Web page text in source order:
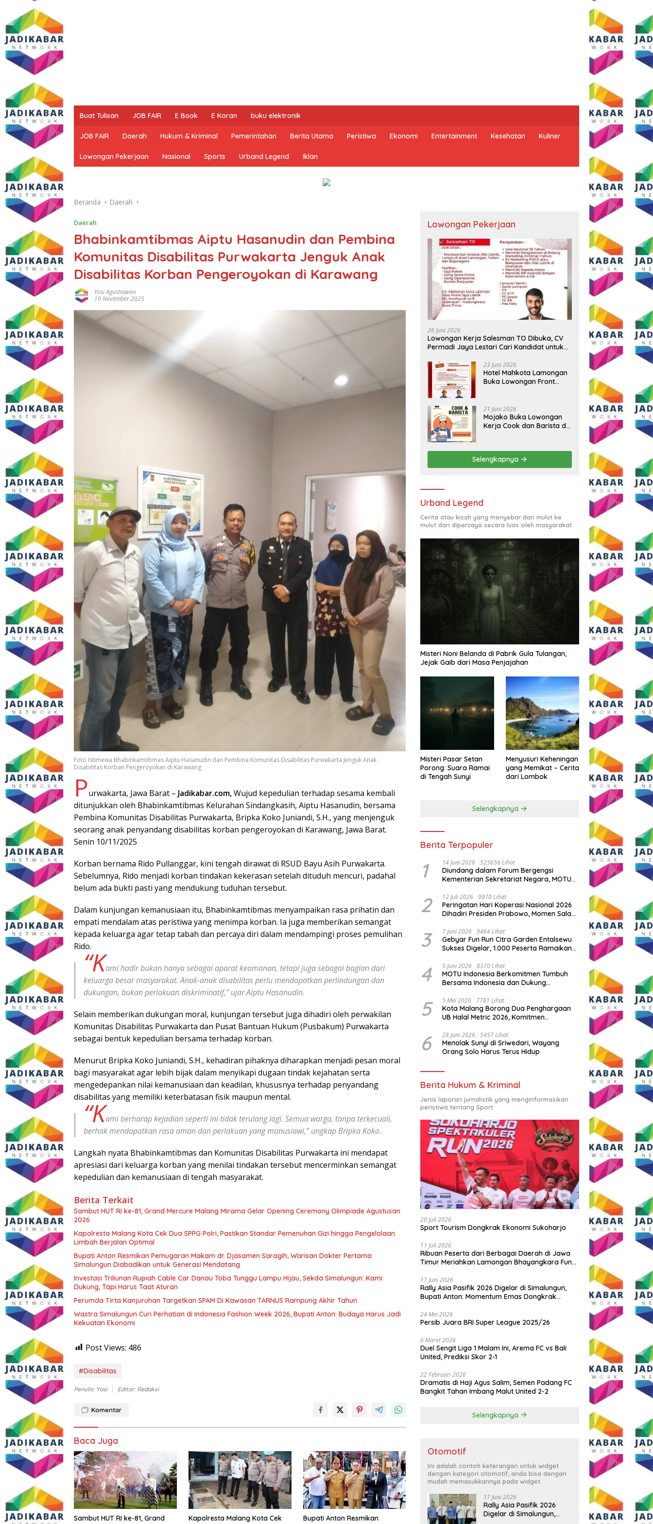
Buat Tulisan JOB FAIR E Book E Koran buku elektronik
JOB FAIR Daerah Hukum & Kriminal Pemerintahan Berita Utama Peristiwa Ekonomi Entertainment Kesehatan Kuliner
Lowongan Pekerjaan Nasional Sports Urband Legend Iklan
Beranda Daerah
Daerah
Bhabinkamtibmas Aiptu Hasanudin dan Pembina
Komunitas Disabilitas Purwakarta Jenguk Anak
Disabilitas Korban Pengeroyokan di Karawang
Yosi Agustiawan
10 November 2025
Foto Istimewa Bhabinkamtibmas Aiptu Hasanudin dan Pembina Komunitas Disabilitas Purwakarta Jenguk Anak
Disabilitas Korban Pengeroyokan di Karawang
Purwakarta, Jawa Barat – Jadikabar.com,Wujud kepedulian terhadap sesama kembali
ditunjukkan oleh Bhabinkamtibmas Kelurahan Sindangkasih, Aiptu Hasanudin, bersama
Pembina Komunitas Disabilitas Purwakarta, Bripka Koko Juniandi, S.H., yang menjenguk
seorang anak penyandang disabilitas korban pengeroyokan di Karawang, Jawa Barat.
Senin 10/11/2025
Korban bernama Rido Pullanggar, kini tengah dirawat di RSUD Bayu Asih Purwakarta.
Sebelumnya, Rido menjadi korban tindakan kekerasan setelah dituduh mencuri, padahal
belum ada bukti pasti yang mendukung tuduhan tersebut.
Dalam kunjungan kemanusiaan itu, Bhabinkamtibmas menyampaikan rasa prihatin dan
empati mendalam atas peristiwa yang menimpa korban. Ia juga memberikan semangat
kepada keluarga agar tetap tabah dan percaya diri dalam mendampingi proses pemulihan
Rido.“Kami hadir bukan hanya sebagai aparat keamanan, tetapi juga sebagai bagian dari
keluarga besar masyarakat. Anak-anak disabilitas perlu mendapatkan perlindungan dan
dukungan, bukan perlakuan diskriminatif,” ujar Aiptu Hasanudin.
Selain memberikan dukungan moral, kunjungan tersebut juga dihadiri oleh perwakilan
Komunitas Disabilitas Purwakarta dan Pusat Bantuan Hukum (Pusbakum) Purwakarta
sebagai bentuk kepedulian bersama terhadap korban.
Menurut Bripka Koko Juniandi, S.H., kehadiran pihaknya diharapkan menjadi pesan moral
bagi masyarakat agar lebih bijak dalam menyikapi dugaan tindak kejahatan serta
mengedepankan nilai kemanusiaan dan keadilan, khususnya terhadap penyandang
disabilitas yang memiliki keterbatasan fisik maupun mental.
“Kami berharap kejadian seperti ini tidak terulang lagi. Semua warga, tanpa terkecuali,
berhak mendapatkan rasa aman dan perlakuan yang manusiawi,” ungkap Bripka Koko.
Langkah nyata Bhabinkamtibmas dan Komunitas Disabilitas Purwakarta ini mendapat
apresiasi dari keluarga korban yang menilai tindakan tersebut mencerminkan semangat
kepedulian dan kemanusiaan di tengah masyarakat.
Berita Terkait
Sambut HUT RI ke-81, Grand Mercure Malang Mirama Gelar Opening Ceremony Olimpiade Agustusan
2026
Kapolresta Malang Kota Cek Dua SPPG Polri, Pastikan Standar Pemenuhan Gizi hingga Pengelolaan
Limbah Berjalan Optimal
Bupati Anton Resmikan Pemugaran Makam dr. Djasamen Saragih, Warisan Dokter Pertama
Simalungun Diabadikan untuk Generasi Mendatang
Investasi Triliunan Rupiah Cable Car Danau Toba Tunggu Lampu Hijau, Sekda Simalungun: Kami
Dukung, Tapi Harus Taat Aturan
Perumda Tirta Kanjuruhan Targetkan SPAM Di Kawasan TARNUS Rampung Akhir Tahun
Wastra Simalungun Curi Perhatian di Indonesia Fashion Week 2026, Bupati Anton: Budaya Harus Jadi
Kekuatan Ekonomi
Post Views: 486
#Disabilitas
Penulis: Yosi Editor: Redaksi
Komentar
Baca Juga
Sambut HUT RI ke-81, Grand
Kapolresta Malang Kota Cek
Bupati Anton Resmikan
Lowongan Pekerjaan
26 Juni 2026
Lowongan Kerja Salesman TO Dibuka, CV
Permadi Jaya Lestari Cari Kandidat untuk
23 Juni 2026
Hotel Mahkota Lamongan
Buka Lowongan Front
Syaratnya
21 Juni 2026
Mojako Buka Lowongan
Kerja Cook dan Barista di
Selengkapnya
Urband Legend
Cerita atau kisah yang menyebar dari mulut ke
mulut dan dipercaya secara luas oleh masyarakat
Misteri Noni Belanda di Pabrik Gula Tulangan,
Jejak Gaib dari Masa Penjajahan
Misteri Pasar Setan
Porong: Suara Ramai
di Tengah Sunyi
Menyusuri Keheningan
yang Memikat – Cerita
dari Lombok
Selengkapnya
Berita Terpopuler
1 14 Juni 2026 525656 Lihat
Diundang dalam Forum Bergengsi
Kementerian Sekretariat Negara, MOTU
Indonesia
2 12 Juli 2026 9870 Lihat
Peringatan Hari Koperasi Nasional 2026
Dihadiri Presiden Prabowo, Momen Salam
3 7 Juni 2026 9464 Lihat
Gebyar Fun Run Citra Garden Entalsewu
Sukses Digelar, 1.000 Peserta Ramaikan
4 5 Juni 2026 8370 Lihat
MOTU Indonesia Berkomitmen Tumbuh
Bersama Indonesia dan Dukung
5 5 Mei 2026 7781 Lihat
Kota Malang Borong Dua Penghargaan
UB Halal Metric 2026, Komitmen
6 28 Juni 2026 5457 Lihat
Menolak Sunyi di Sriwedari, Wayang
Orang Solo Harus Terus Hidup
Berita Hukum & Kriminal
Jenis laporan jurnalistik yang menginformasikan
peristiwa tentang Sport
20 Juli 2026
Sport Tourism Dongkrak Ekonomi Sukoharjo
11 Juli 2026
Ribuan Peserta dari Berbagai Daerah di Jawa
Timur Meriahkan Lamongan Bhayangkara Fun
17 Juni 2026
Rally Asia Pasifik 2026 Digelar di Simalungun,
Bupati Anton: Momentum Emas Dongkrak
24 Mei 2026
Persib Juara BRI Super League 2025/26
6 Maret 2026
Duel Sengit Liga 1 Malam Ini, Arema FC vs Bali
United, Prediksi Skor 2-1
22 Februari 2026
Dramatis di Haji Agus Salim, Semen Padang FC
Bangkit Tahan Imbang Malut United 2-2
Selengkapnya
Otomotif
Ini adalah contoh keterangan untuk widget
dengan kategori otomotif, anda bisa dengan
mudah memasukkannya pada widget.
17 Juni 2026
Rally Asia Pasifik 2026
Digelar di Simalungun,